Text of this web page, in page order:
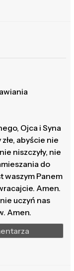
Ojca i Syna
abyście nie
niszczyły, nie
do
waszym Panem
Amen.
uczyń nas
Amen.